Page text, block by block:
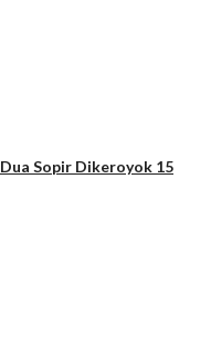
Sopir Dikeroyok 15